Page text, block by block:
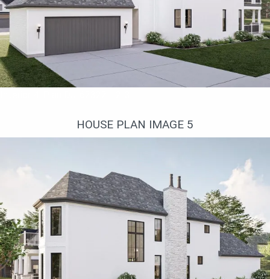
HOUSE PLAN IMAGE 5